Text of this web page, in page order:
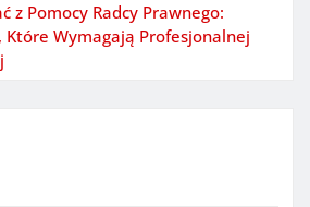
z Pomocy Radcy Prawnego:
Które Wymagają Profesjonalnej